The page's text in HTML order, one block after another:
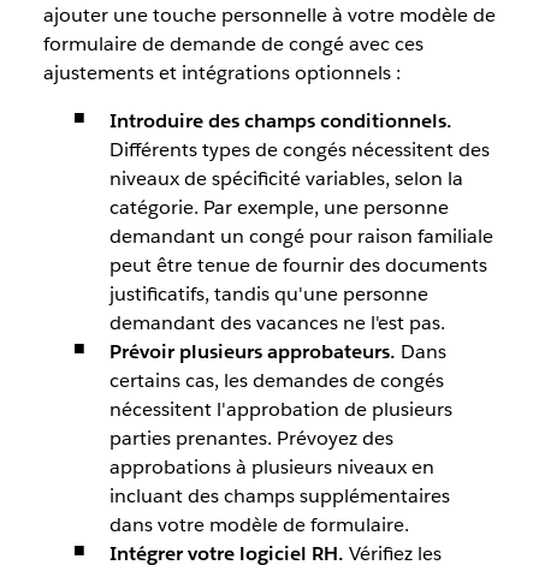
ajouter une touche personnelle à votre modèle de
formulaire de demande de congé avec ces
ajustements et intégrations optionnels :
Introduire des champs conditionnels.
Différents types de congés nécessitent des
niveaux de spécificité variables, selon la
catégorie. Par exemple, une personne
demandant un congé pour raison familiale
peut être tenue de fournir des documents
justificatifs, tandis qu'une personne
demandant des vacances ne l'est pas.
Prévoir plusieurs approbateurs. Dans
certains cas, les demandes de congés
nécessitent l'approbation de plusieurs
parties prenantes. Prévoyez des
approbations à plusieurs niveaux en
incluant des champs supplémentaires
dans votre modèle de formulaire.
Intégrer votre logiciel RH. Vérifiez les